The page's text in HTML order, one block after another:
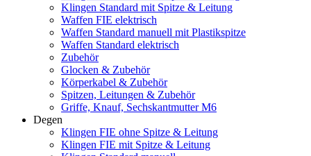
Klingen Standard mit Spitze & Leitung
Waffen FIE elektrisch
Waffen Standard manuell mit Plastikspitze
Waffen Standard elektrisch
Zubehör
Glocken & Zubehör
Körperkabel & Zubehör
Spitzen, Leitungen & Zubehör
Griffe, Knauf, Sechskantmutter M6
Degen
Klingen FIE ohne Spitze & Leitung
Klingen FIE mit Spitze & Leitung